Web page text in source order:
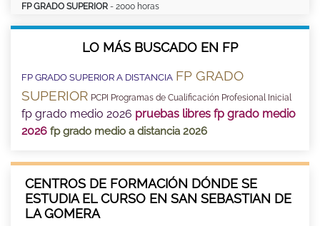
FP GRADO SUPERIOR - 2000 horas
LO MÁS BUSCADO EN FP
FP GRADO SUPERIOR A DISTANCIA FP GRADO
SUPERIOR PCPI Programas de Cualificación Profesional Inicial
fp grado medio 2026 pruebas libres fp grado medio
2026 fp grado medio a distancia 2026
CENTROS DE FORMACIÓN DÓNDE SE
ESTUDIA EL CURSO EN SAN SEBASTIAN DE
LA GOMERA